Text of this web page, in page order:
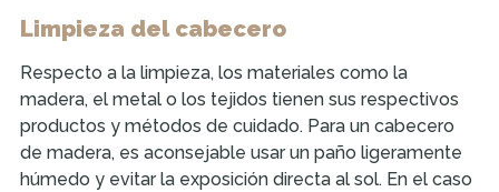
Limpieza del cabecero
Respecto a la limpieza, los materiales como la
madera, el metal o los tejidos tienen sus respectivos
productos y métodos de cuidado. Para un cabecero
de madera, es aconsejable usar un paño ligeramente
húmedo y evitar la exposición directa al sol. En el caso